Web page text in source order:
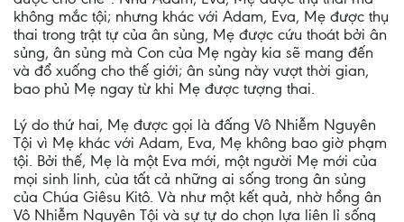
không mắc tội; nhưng khác với Adam, Eva, Mẹ được thụ
thai trong trật tự của ân sủng, Mẹ được cứu thoát bởi ân
sủng, ân sủng mà Con của Mẹ ngày kia sẽ mang đến
và đổ xuống cho thế giới; ân sủng này vượt thời gian,
bao phủ Mẹ ngay từ khi Mẹ được tượng thai.
Lý do thứ hai, Mẹ được gọi là đấng Vô Nhiễm Nguyên
Tội vì Mẹ khác với Adam, Eva, Mẹ không bao giờ phạm
tội. Bởi thế, Mẹ là một Eva mới, một người Mẹ mới của
mọi sinh linh, của tất cả những ai sống trong ân sủng
của Chúa Giêsu Kitô. Và như một kết quả, nhờ hồng ân
Vô Nhiễm Nguyên Tội và sự tự do chọn lựa liên lỉ sống